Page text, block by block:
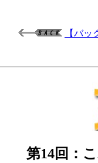
【バ
第14回：